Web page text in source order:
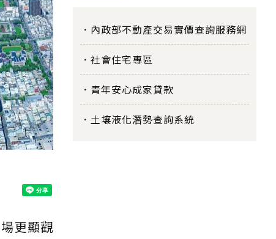
更顯觀
內政部不動產交易實價查詢服務網
社會住宅專區
青年安心成家貸款
土壤液化潛勢查詢系統